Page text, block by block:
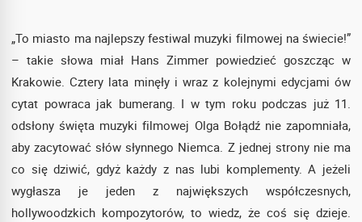
„To miasto ma najlepszy festiwal muzyki filmowej na świecie!”
– takie słowa miał Hans Zimmer powiedzieć goszcząc w
Krakowie. Cztery lata minęły i wraz z kolejnymi edycjami ów
cytat powraca jak bumerang. I w tym roku podczas już 11.
odsłony święta muzyki filmowej Olga Bołądź nie zapomniała,
aby zacytować słów słynnego Niemca. Z jednej strony nie ma
co się dziwić, gdyż każdy z nas lubi komplementy. A jeżeli
wygłasza je jeden z największych współczesnych,
hollywoodzkich kompozytorów, to wiedz, że coś się dzieje.